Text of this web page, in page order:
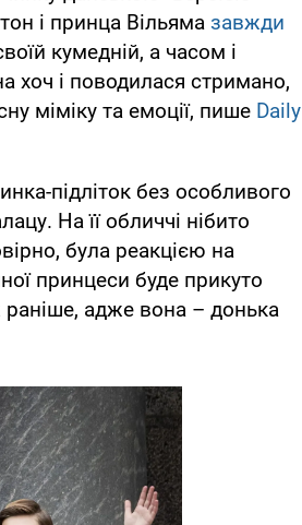
і принца Вільяма завжди
кумедній, а часом і
хоч і поводилася стримано,
міміку та емоції, пише Daily
підліток без особливого
На її обличчі нібито
була реакцією на
принцеси буде прикуто
раніше, адже вона – донька